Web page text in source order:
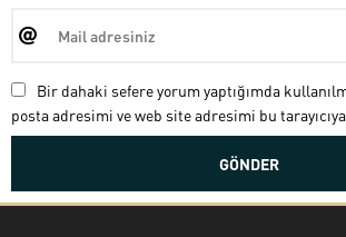
Bir dahaki sefere yorum yaptığımda
posta adresimi ve web site adresimi bu